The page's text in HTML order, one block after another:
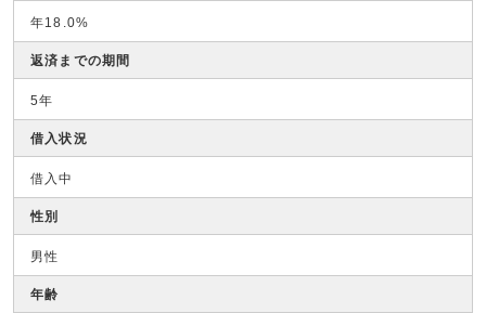
年18.0%
返済までの期間
5年
借入状況
借入中
性別
男性
年齢